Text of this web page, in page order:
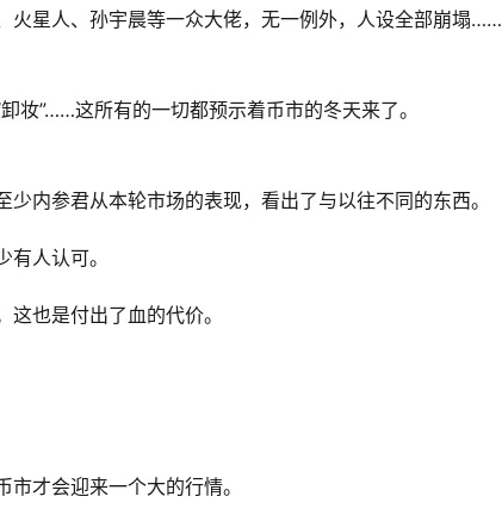
火星人、孙宇晨等一众大佬，无一例外，人设全部崩塌
妆”……这所有的一切都预示着币市的冬天来了。
内参君从本轮市场的表现，看出了与以往不同的东西。
人认可。
也是付出了血的代价。
才会迎来一个大的行情。